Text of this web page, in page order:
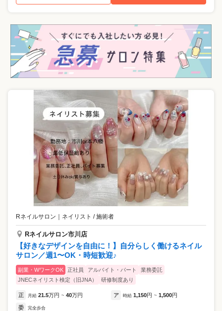
Rネイルサロン ネイリスト / 施術者
Rネイルサロン市川店
【好きなデザインを自由に！】自分らしく働けるネイル
サロン／週1〜OK・時短歓迎♪
副業・WワークOK 正社員 アルバイト・パート
業務委託
JNECネイリスト検定（旧JNA）
研修制度あり
正 月給 21.5万円 ~ 40万円 ア 時給 1,150円 ~ 1,500円
委 完全歩合